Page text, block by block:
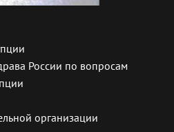
России по вопросам
организации